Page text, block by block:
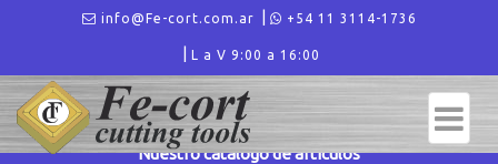
info@Fe-cort.com.ar +54 11 3114-1736
L a V 9:00 a 16:00
ARTICULOS - 330 MM
Nuestro catalogo de articulos